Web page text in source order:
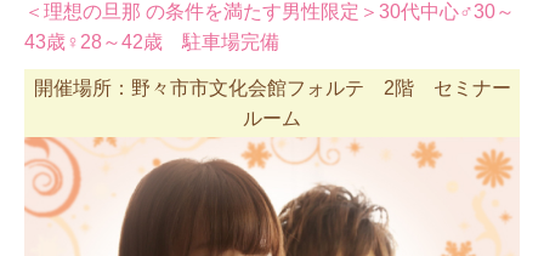
＜理想の旦那 の条件を満たす男性限定＞30代中心♂30～
43歳♀28～42歳 駐車場完備
開催場所：野々市市文化会館フォルテ 2階 セミナー
ルーム